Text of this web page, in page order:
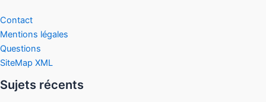
Contact
Mentions légales
Questions
SiteMap XML
Sujets récents